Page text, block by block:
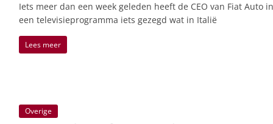
Iets meer dan een week geleden heeft de CEO van Fiat Auto in
een televisieprogramma iets gezegd wat in Italië
Lees meer
Overige